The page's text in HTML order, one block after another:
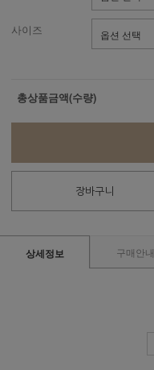
사이즈
총상품금액(수량)
장바구니
상세정보 구매안내